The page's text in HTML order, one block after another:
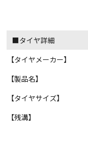
■タイヤ詳細
【タイヤメーカー】
【製品名】
【タイヤサイズ】
【残溝】